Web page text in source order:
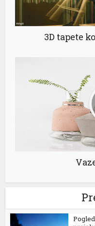
3D tapete